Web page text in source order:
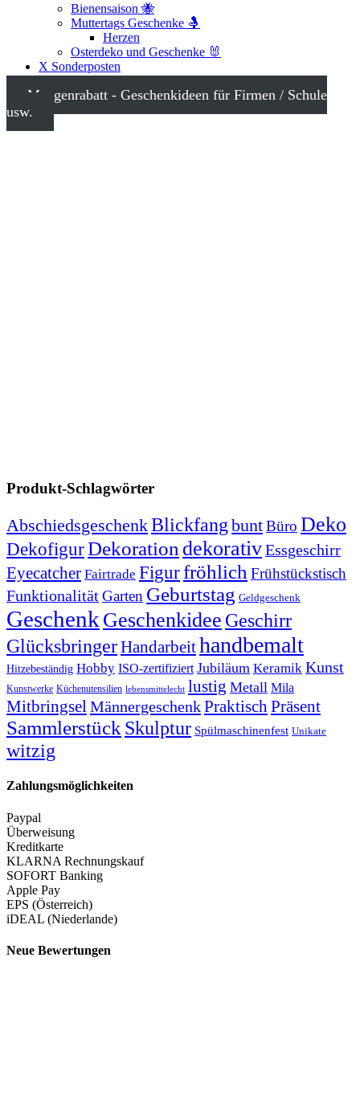
Bienensaison 🐝
Muttertags Geschenke 🤱
Herzen
Osterdeko und Geschenke 🐰
X Sonderposten
Mengenrabatt - Geschenkideen für Firmen / Schule
usw.
Produkt-Schlagwörter
AbschiedsgeschenkBlickfang buntBüro Deko
DekofigurDekoration dekorativEssgeschirr
Eyecatcher Fairtrade Figurfröhlich Frühstückstisch
FunktionalitätGarten Geburtstag Geldgeschenk
Geschenk Geschenkidee Geschirr
GlücksbringerHandarbeithandbemalt
Hitzebeständig Hobby ISO-zertifiziert Jubiläum Keramik Kunst
Kunstwerke Küchenutensilien lebensmittelecht lustig Metall Mila
MitbringselMännergeschenkPraktischPräsent
Sammlerstück Skulptur Spülmaschinenfest Unikate
witzig
Zahlungsmöglichkeiten
Paypal
Überweisung
Kreditkarte
KLARNA Rechnungskauf
SOFORT Banking
Apple Pay
EPS (Österreich)
iDEAL (Niederlande)
Neue Bewertungen